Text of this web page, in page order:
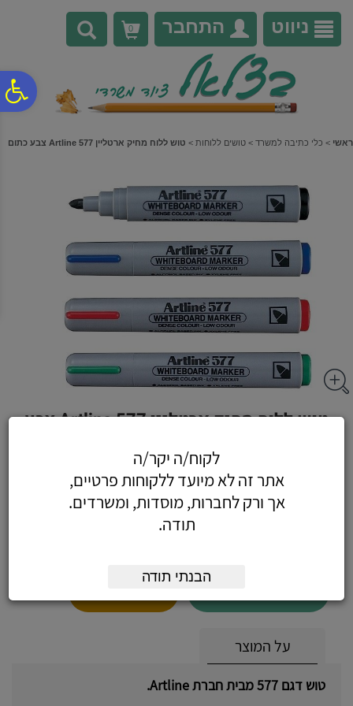
נגישות
אתר
המרכזי
ניווט התחבר 0
ראשי > כלי כתיבה למשרד > טושים ללוחות > טוש ללוח מחיק ארטליין Artline 577 צבע כתום
טוש ללוח מחיק ארטליין Artline 577 צבע
כתום
על המוצר
טוש דגם 577 מבית חברת Artline.
לקוח/ה יקר/ה
אתר זה לא מיועד ללקוחות פרטיים,
אך ורק לחברות, מוסדות, ומשרדים.
תודה.
הבנתי תודה